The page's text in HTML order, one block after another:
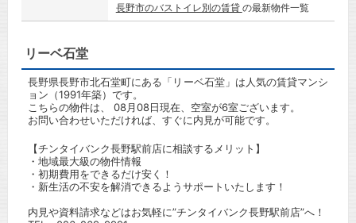
長野市のバストイレ別の賃貸 の最新物件一覧
リーベ石堂
長野県長野市北石堂町にある「リーベ石堂」は人気の賃貸マンシ
ョン（1991年築）です。
こちらの物件は、 08月08日現在、空室が6室ございます。
お問い合わせいただければ、すぐに内見が可能です。
【チンタイバンク長野駅前店に相談するメリット】
・地域最大級の物件情報
・初期費用をできるだけ安く！
・新生活の不安を解消できるようサポートいたします！
内見や資料請求などはお気軽に”チンタイバンク長野駅前店”へ！